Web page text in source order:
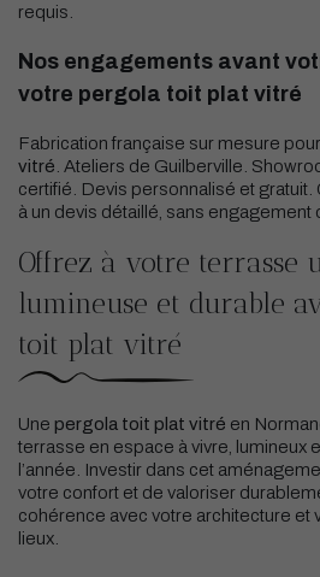
requis.
Nos engagements avant
votre pergola toit plat vitré
Fabrication française sur mesure
vitré . Ateliers de Guilberville.
certifié. Devis personnalisé et gratuit.
à un devis détaillé, sans engagement
Offrez à votre terrasse
lumineuse et durable
toit plat vitré
Une pergola toit plat vitré en
terrasse en espace à vivre, lumineux
l’année. Investir dans cet
votre confort et de valoriser
cohérence avec votre architecture et
lieux.